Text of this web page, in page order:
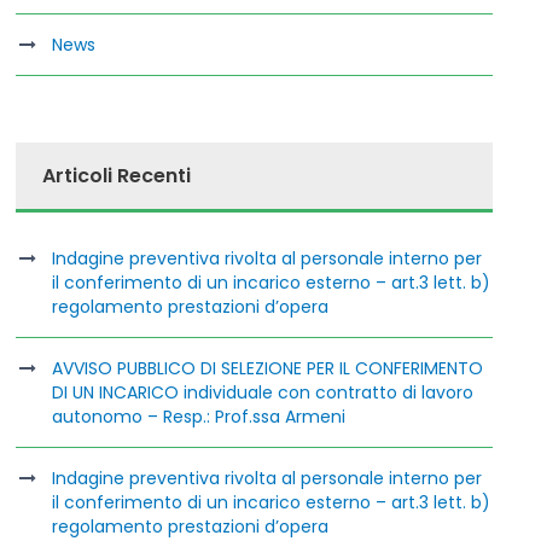
News
Articoli Recenti
Indagine preventiva rivolta al personale interno per
il conferimento di un incarico esterno – art.3 lett. b)
regolamento prestazioni d’opera
AVVISO PUBBLICO DI SELEZIONE PER IL CONFERIMENTO
DI UN INCARICO individuale con contratto di lavoro
autonomo – Resp.: Prof.ssa Armeni
Indagine preventiva rivolta al personale interno per
il conferimento di un incarico esterno – art.3 lett. b)
regolamento prestazioni d’opera